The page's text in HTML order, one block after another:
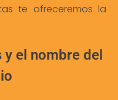
te ofreceremos la
el nombre del